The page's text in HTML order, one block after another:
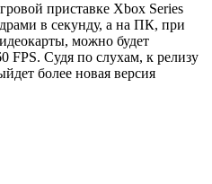
приставке Xbox Series
в секунду, а на ПК, при
можно будет
FPS. Судя по слухам, к релизу
более новая версия